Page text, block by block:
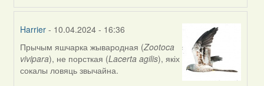
Harrier - 10.04.2024 - 16:36
In
reply
to
Прычым яшчарка жывародная (Zootoca
vivipara), не порсткая (Lacerta agilis), якіх
сокалы ловяць звычайна.